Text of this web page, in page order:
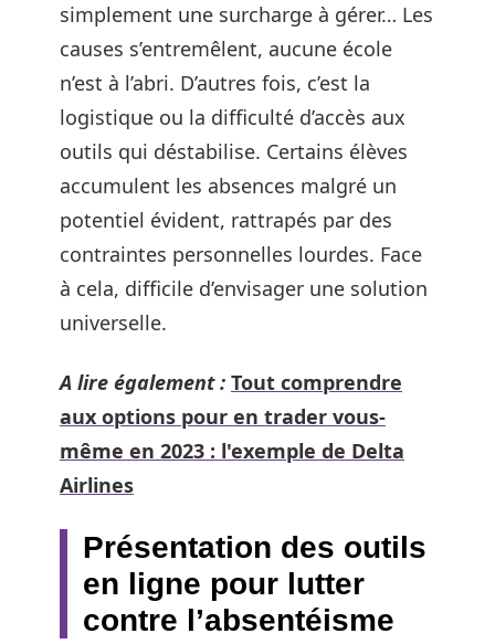
simplement une surcharge à gérer… Les
causes s’entremêlent, aucune école
n’est à l’abri. D’autres fois, c’est la
logistique ou la difficulté d’accès aux
outils qui déstabilise. Certains élèves
accumulent les absences malgré un
potentiel évident, rattrapés par des
contraintes personnelles lourdes. Face
à cela, difficile d’envisager une solution
universelle.
A lire également : Tout comprendre
aux options pour en trader vous-
même en 2023 : l'exemple de Delta
Airlines
Présentation des outils
en ligne pour lutter
contre l’absentéisme